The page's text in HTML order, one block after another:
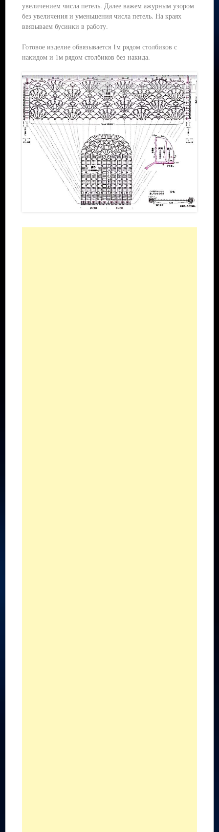
увеличением числа петель. Далее важем ажурным узором
без увеличения и уменьшения числа петель. На краях
ввязываем бусинки в работу.
Готовое изделие обвязывается 1м рядом столбиков с
накидом и 1м рядом столбиков без накида.